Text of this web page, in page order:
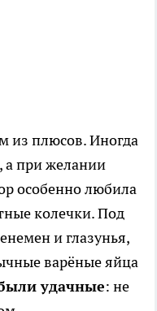
из плюсов. Иногда
а при желании
особенно любила
колечки. Под
и глазунья,
варёные яйца
удачные: не